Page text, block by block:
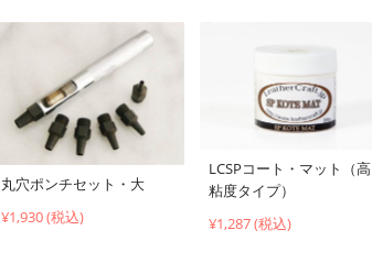
丸穴ポンチセット・大
¥1,930 (税込)
LCSPコート・マット（高
粘度タイプ）
¥1,287 (税込)